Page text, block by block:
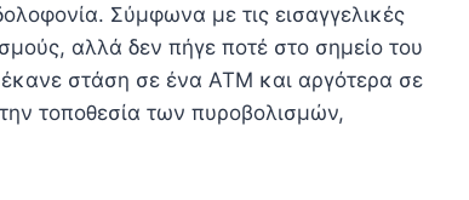
Σύμφωνα με τις εισαγγελικές
αλλά δεν πήγε ποτέ στο σημείο του
έκανε στάση σε ένα ΑΤΜ και αργότερα σε
τοποθεσία των πυροβολισμών,